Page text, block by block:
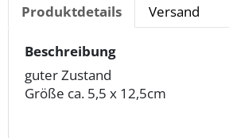
Produktdetails Versand
Beschreibung
guter Zustand
Größe ca. 5,5 x 12,5cm